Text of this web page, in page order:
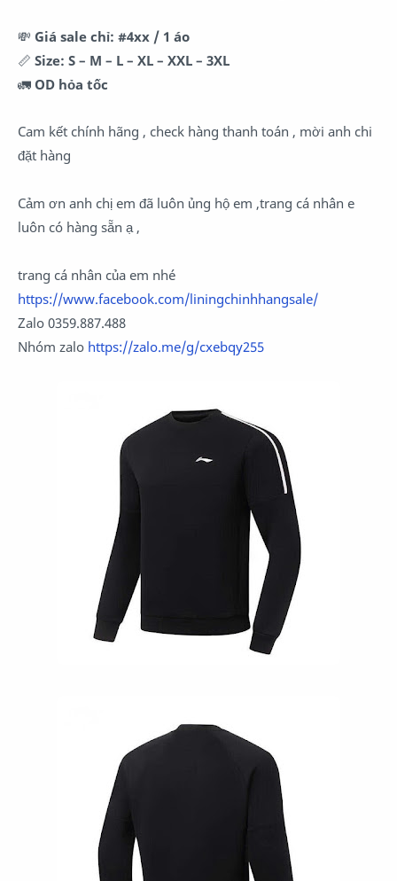
💸 Giá sale chỉ: #4xx / 1 áo
📏 Size: S – M – L – XL – XXL – 3XL
🚛 OD hỏa tốc
Cam kết chính hãng , check hàng thanh toán , mời anh chi
đặt hàng
Cảm ơn anh chị em đã luôn ủng hộ em ,trang cá nhân e
luôn có hàng sẵn ạ ,
trang cá nhân của em nhé
https://www.facebook.com/liningchinhhangsale/
Zalo 0359.887.488
Nhóm zalo https://zalo.me/g/cxebqy255